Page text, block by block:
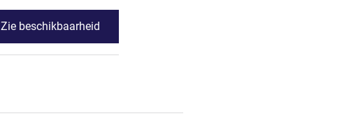
Zie beschikbaarheid